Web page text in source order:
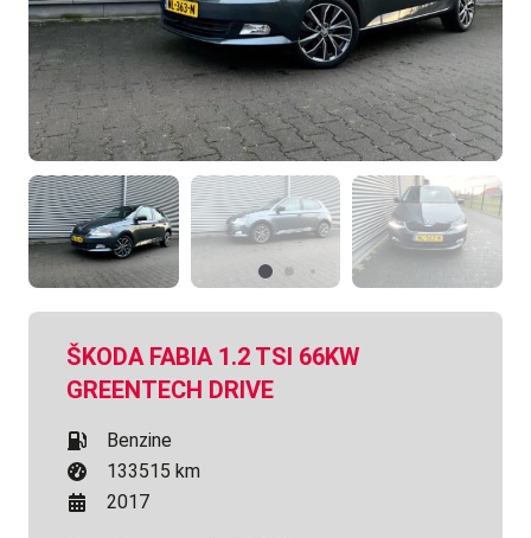
ŠKODA FABIA 1.2 TSI 66KW
GREENTECH DRIVE
Benzine
133515 km
2017